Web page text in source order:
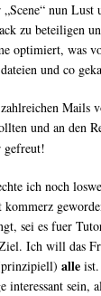
„Scene“ nun
zu beteiligen
optimiert, was
und co
Mails
und an den
gefreut!
ich noch
kommerz
sei es fuer
Ich will das
alleist.
interessant sein,